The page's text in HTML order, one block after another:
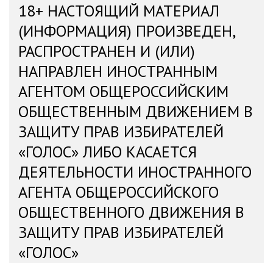
18+ НАСТОЯЩИЙ МАТЕРИАЛ
(ИНФОРМАЦИЯ) ПРОИЗВЕДЕН,
РАСПРОСТРАНЕН И (ИЛИ)
НАПРАВЛЕН ИНОСТРАННЫМ
АГЕНТОМ ОБЩЕРОССИЙСКИМ
ОБЩЕСТВЕННЫМ ДВИЖЕНИЕМ В
ЗАЩИТУ ПРАВ ИЗБИРАТЕЛЕЙ
«ГОЛОС» ЛИБО КАСАЕТСЯ
ДЕЯТЕЛЬНОСТИ ИНОСТРАННОГО
АГЕНТА ОБЩЕРОССИЙСКОГО
ОБЩЕСТВЕННОГО ДВИЖЕНИЯ В
ЗАЩИТУ ПРАВ ИЗБИРАТЕЛЕЙ
«ГОЛОС»